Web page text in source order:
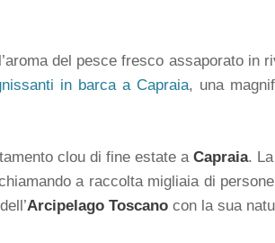
del pesce fresco assaporato in
in barca a Capraia, una
clou di fine estate a Capraia.
a raccolta migliaia di
Arcipelago Toscano con la sua